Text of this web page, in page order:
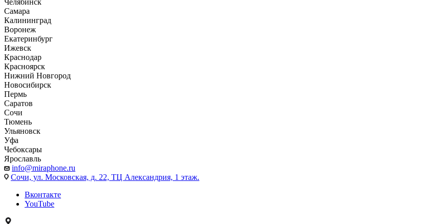
Челябинск
Самара
Калининград
Воронеж
Екатеринбург
Ижевск
Краснодар
Красноярск
Нижний Новгород
Новосибирск
Пермь
Саратов
Сочи
Тюмень
Ульяновск
Уфа
Чебоксары
Ярославль
info@miraphone.ru
Сочи, ул. Московская, д. 22, ТЦ Александрия, 1 этаж.
Вконтакте
YouTube